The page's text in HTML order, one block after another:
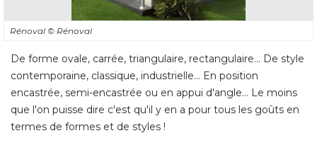
contemporaine, classique, industrielle... En position
encastrée, semi-encastrée ou en appui d'angle... Le moins
termes de formes et de styles !
Deux grandes catégories viennent cependant structurer le
marché avec d'un côté les vérandas dites"victoriennes"
reconnaissables à leurs multiples facettes vitrées ainsi qu'à